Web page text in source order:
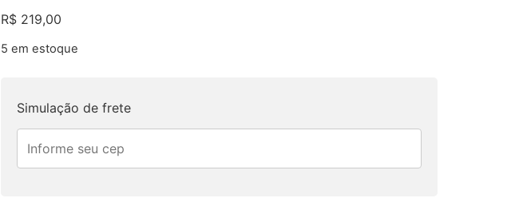
R$219,00
5 em estoque
Simulação de frete